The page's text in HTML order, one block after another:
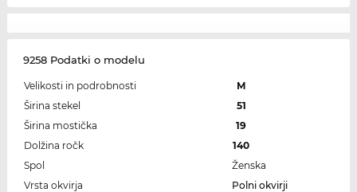
9258 Podatki o modelu
Velikosti in podrobnosti
M
Širina stekel
51
Širina mostička
19
Dolžina ročk
140
Spol
Ženska
Vrsta okvirja
Polni okvirji